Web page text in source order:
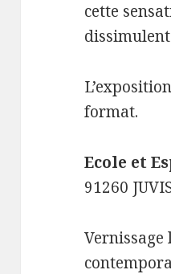
cette
format.
Ecole et
91260
Vernissage